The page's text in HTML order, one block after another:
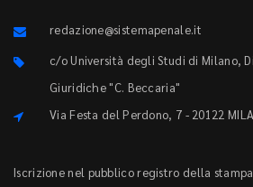
redazione@sistemapenale.it
c/o Università degli Studi di Milano,
Giuridiche "C. Beccaria"
Via Festa del Perdono, 7 - 20122
Iscrizione nel pubblico registro della